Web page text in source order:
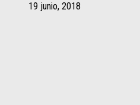
19 junio, 2018